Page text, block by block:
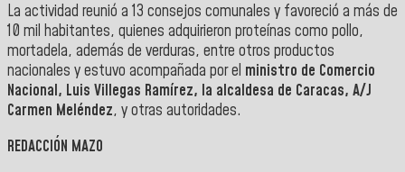
La actividad reunió a 13 consejos comunales y favoreció a más de
10 mil habitantes, quienes adquirieron proteínas como pollo,
mortadela, además de verduras, entre otros productos
nacionales y estuvo acompañada por el ministro de Comercio
Nacional, Luis Villegas Ramírez, la alcaldesa de Caracas, A/J
Carmen Meléndez, y otras autoridades.
REDACCIÓN MAZO